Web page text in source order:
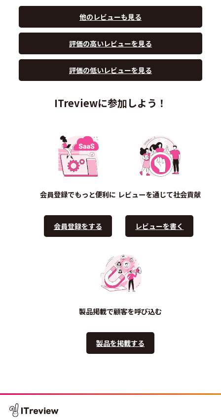
他のレビューも見る
評価の高いレビューを見る
評価の低いレビューを見る
ITreviewに参加しよう！
会員登録でもっと便利に
会員登録をする
レビューを通じて社会貢献
レビューを書く
製品掲載で顧客を呼び込む
製品を掲載する